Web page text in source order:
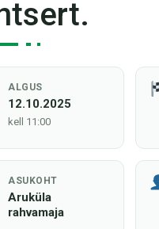
ALGUS
12.10.2025
kell 11:00
ASUKOHT
Aruküla
rahvamaja